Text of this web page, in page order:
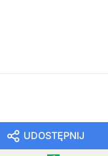
UDOSTĘPNIJ